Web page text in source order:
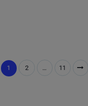
1 2 … 11